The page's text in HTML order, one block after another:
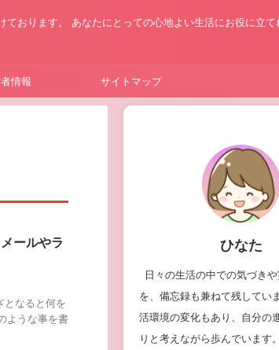
おります。 あなたにとっての心地よい生活にお役に立て
情報 サイトマップ
ールやラ
となると何を
ような事を書
ひなた
日々の生活の中での気づき
を、備忘録も兼ねて残してい
活環境の変化もあり、自分の
りと考えながら歩んでいます